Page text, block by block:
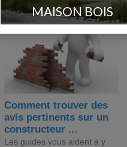
Comment trouver des
avis pertinents sur un
constructeur ...
Les guides vous aident à y
MAISON BOIS